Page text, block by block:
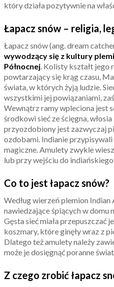
który działa pozytywnie na
Łapacz snów – religia,
Łapacz snów (ang. dream
wywodzący się z kultury
Północnej. Kolisty kształt jego
powtarzający się krąg czasu,
świata, w których żyją ludzie.
wszystkimi jej powiązaniami,
Wewnątrz ramy wpleciona jest
środkowi sieć ze ścięgna,
przyozdobiony jest zazwyczaj
ozdobami. Indianie
magiczne. Amulety zwykle
lub przy wejściu do
Co to jest łapacz snów?
Według wierzeń plemion Indian
nawiedzające śpiących w domu
Gęsta sieć miała przepuszczać
koszmary, które ginęły wraz z
Dlatego też amulety należy
może je dosięgnąć poranne
Z czego zrobić łapacz